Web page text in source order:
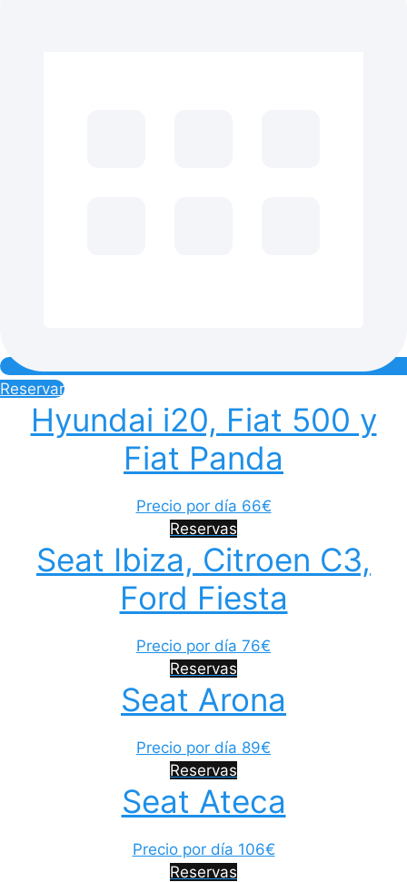
Reservar
Hyundai i20, Fiat 500 y
Fiat Panda
Precio por día 66€
Reservas
Seat Ibiza, Citroen C3,
Ford Fiesta
Precio por día 76€
Reservas
Seat Arona
Precio por día 89€
Reservas
Seat Ateca
Precio por día 106€
Reservas